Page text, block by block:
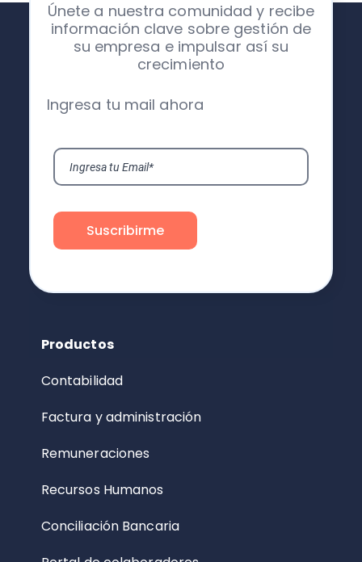
Únete a nuestra comunidad y recibe
información clave sobre gestión de
su empresa e impulsar así su
crecimiento
Ingresa tu mail ahora
Productos
Contabilidad
Factura y administración
Remuneraciones
Recursos Humanos
Conciliación Bancaria